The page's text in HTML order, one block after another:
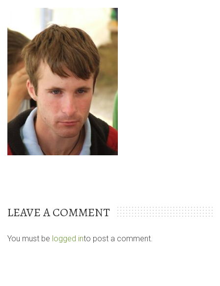
LEAVE A COMMENT
You must be logged into post a comment.